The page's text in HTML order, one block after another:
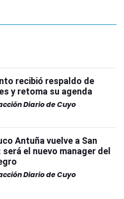
recibió respaldo de
y retoma su agenda
Diario de Cuyo
Antuña vuelve a San
el nuevo manager del
Diario de Cuyo